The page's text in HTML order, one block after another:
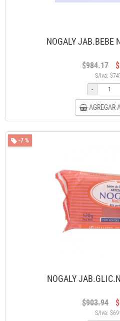
NOGALY JAB.BEBE
$984.17
S/Iva:
-
AGREGAR
-7 %
NOGALY
$903.94
S/Iva: